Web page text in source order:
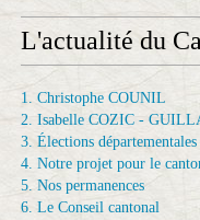
L'actualité du
1. Christophe COUNIL
2. Isabelle COZIC -
3. Élections
4. Notre projet pour le
5. Nos permanences
6. Le Conseil cantonal